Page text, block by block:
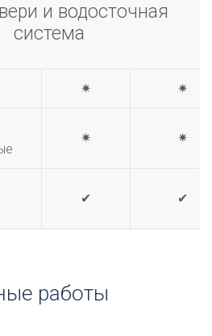
и водосточная
система
✷ ✷
✷ ✷
✔ ✔
работы